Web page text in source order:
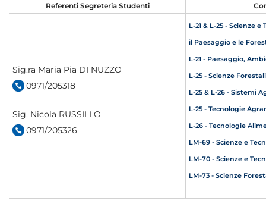
Referenti Segreteria Studenti
Sig.ra Maria Pia DI NUZZO
0971/205318
Sig. Nicola RUSSILLO
0971/205326
L-21 & L-25 - Scienze
il Paesaggio e le
L-21 - Paesaggio,
L-25 - Scienze
L-25 & L-26 - Sistemi
L-25 - Tecnologie
L-26 - Tecnologie
LM-69 - Scienze e
LM-70 - Scienze e
LM-73 - Scienze